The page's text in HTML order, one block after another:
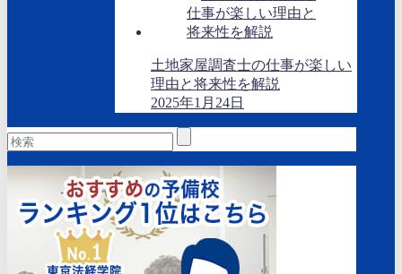
土地家屋調査士の仕事が楽しい
理由と将来性を解説
2025年1月24日